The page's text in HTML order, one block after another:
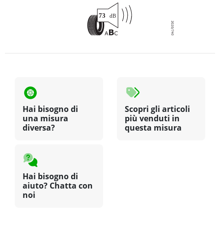
Hai bisogno di
una misura
diversa?
Scopri gli articoli
più venduti in
questa misura
Hai bisogno di
aiuto? Chatta con
noi